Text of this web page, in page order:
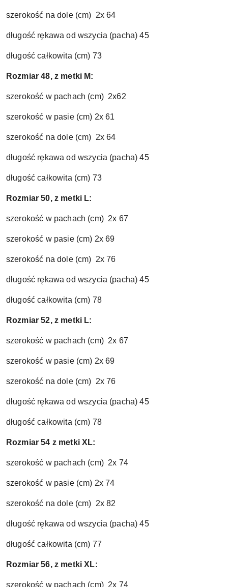
szerokość na dole (cm) 2x 64
długość rękawa od wszycia (pacha) 45
długość całkowita (cm) 73
Rozmiar 48, z metki M:
szerokość w pachach (cm) 2x62
szerokość w pasie (cm) 2x 61
szerokość na dole (cm) 2x 64
długość rękawa od wszycia (pacha) 45
długość całkowita (cm) 73
Rozmiar 50, z metki L:
szerokość w pachach (cm) 2x 67
szerokość w pasie (cm) 2x 69
szerokość na dole (cm) 2x 76
długość rękawa od wszycia (pacha) 45
długość całkowita (cm) 78
Rozmiar 52, z metki L:
szerokość w pachach (cm) 2x 67
szerokość w pasie (cm) 2x 69
szerokość na dole (cm) 2x 76
długość rękawa od wszycia (pacha) 45
długość całkowita (cm) 78
Rozmiar 54 z metki XL:
szerokość w pachach (cm) 2x 74
szerokość w pasie (cm) 2x 74
szerokość na dole (cm) 2x 82
długość rękawa od wszycia (pacha) 45
długość całkowita (cm) 77
Rozmiar 56, z metki XL:
szerokość w pachach (cm) 2x 74